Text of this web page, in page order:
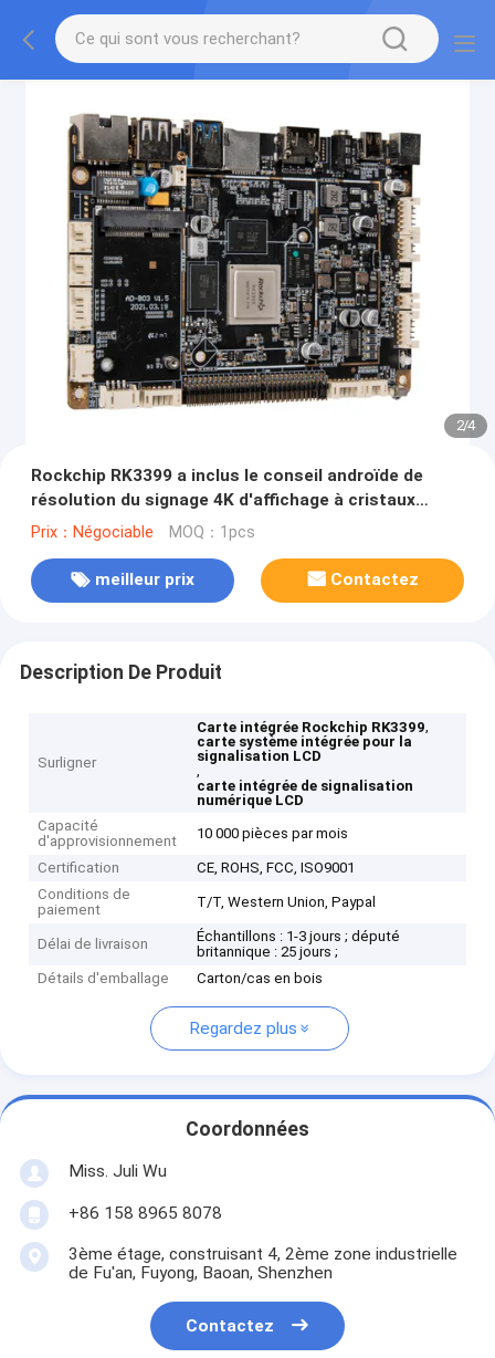
2/4
Rockchip RK3399 a inclus le conseil androïde de
résolution du signage 4K d'affichage à cristaux
liquides Digital de carte système
Prix：Négociable MOQ：1pcs
meilleur prix Contactez
Description De Produit
Surligner
Carte intégrée Rockchip RK3399,
carte système intégrée pour la
signalisation LCD
,
carte intégrée de signalisation
numérique LCD
Capacité
d'approvisionnement
10 000 pièces par mois
Certification
CE, ROHS, FCC, ISO9001
Conditions de
paiement
T/T, Western Union, Paypal
Délai de livraison
Échantillons : 1-3 jours ; député
britannique : 25 jours ;
Détails d'emballage
Carton/cas en bois
Regardez plus
Coordonnées
Miss. Juli Wu
+86 158 8965 8078
3ème étage, construisant 4, 2ème zone industrielle
de Fu'an, Fuyong, Baoan, Shenzhen
Contactez